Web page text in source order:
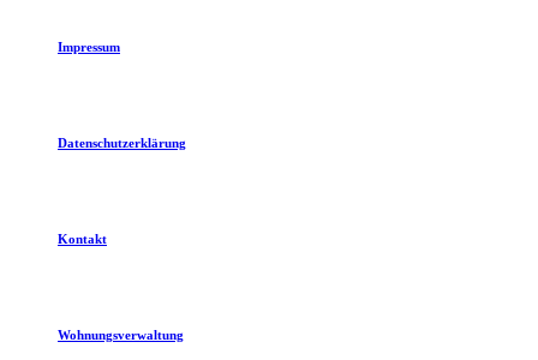
Impressum
Datenschutzerklärung
Kontakt
Wohnungsverwaltung